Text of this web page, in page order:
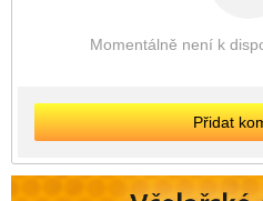
Momentálně není k
Přidat